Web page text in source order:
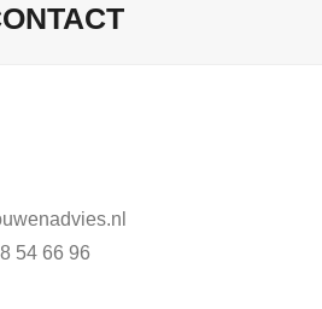
54 66 96